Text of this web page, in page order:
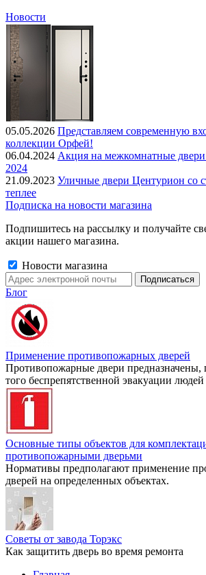
Новости
05.05.2026 Представляем современную
коллекции Орфей!
06.04.2024 Акция на межкомнатные
2024
21.09.2023 Уличные двери Центурион со
теплее
Подписка на новости магазина
Подпишитесь на рассылку и получайте
акции нашего магазина.
Новости магазина
Блог
Применение противопожарных дверей
Противопожарные двери предназначены,
того беспрепятственной эвакуации
Основные типы объектов для
противопожарными дверьми
Нормативы предполагают применение
дверей на определенных объектах.
Советы от завода Торэкс
Как защитить дверь во время ремонта